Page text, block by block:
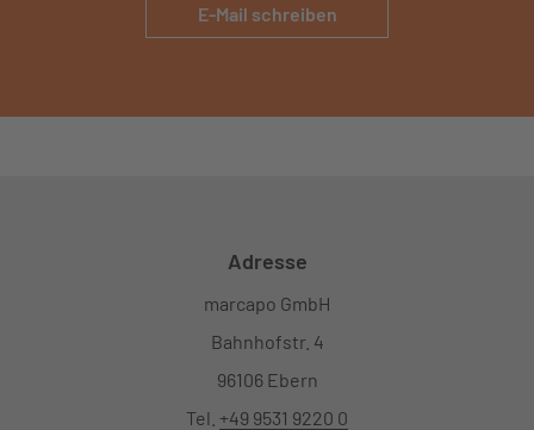
E-Mail schreiben
Adresse
marcapo GmbH
Bahnhofstr. 4
96106 Ebern
Tel. +49 9531 9220 0